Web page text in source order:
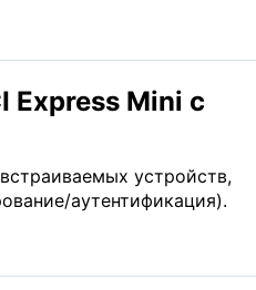
Express Mini с
устройств,
аутентификация).